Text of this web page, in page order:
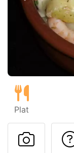
Précédent
Plat